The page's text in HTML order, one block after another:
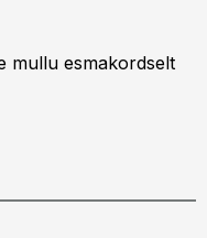
mullu esmakordselt